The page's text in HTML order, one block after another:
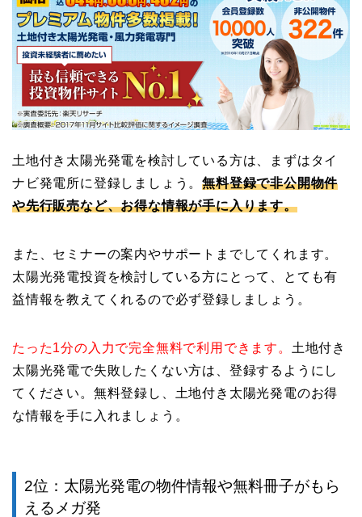
土地付き太陽光発電を検討している方は、まずはタイ
ナビ発電所に登録しましょう。無料登録で非公開物件
や先行販売など、お得な情報が手に入ります。
また、セミナーの案内やサポートまでしてくれます。
太陽光発電投資を検討している方にとって、とても有
益情報を教えてくれるので必ず登録しましょう。
たった1分の入力で完全無料で利用できます。 土地付き
太陽光発電で失敗したくない方は、登録するようにし
てください。無料登録し、土地付き太陽光発電のお得
な情報を手に入れましょう。
2位：太陽光発電の物件情報や無料冊子がもら
えるメガ発